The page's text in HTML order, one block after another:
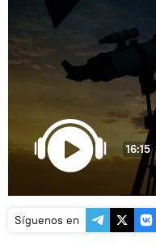
16:15
Síguenos en